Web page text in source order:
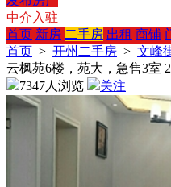
中介入驻
首页 新房 二手房 出租 商铺
首页 > 开州二手房 > 文峰
云枫苑6楼，苑大，急售3室
7347人浏览
关注